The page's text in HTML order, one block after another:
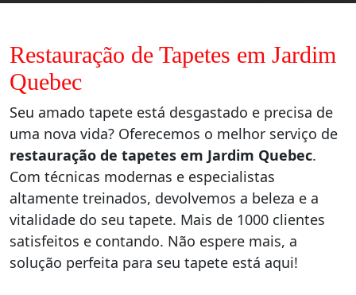
Restauração de Tapetes em Jardim
Quebec
Seu amado tapete está desgastado e precisa de
uma nova vida? Oferecemos o melhor serviço de
restauração de tapetes em Jardim Quebec.
Com técnicas modernas e especialistas
altamente treinados, devolvemos a beleza e a
vitalidade do seu tapete. Mais de 1000 clientes
satisfeitos e contando. Não espere mais, a
solução perfeita para seu tapete está aqui!